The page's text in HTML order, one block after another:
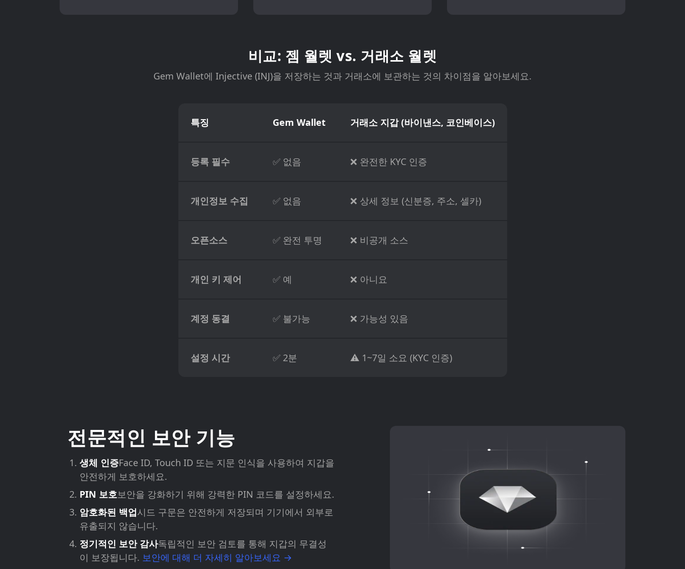
비교: 젬 월렛 vs. 거래소 월렛
Gem Wallet에 Injective (INJ)을 저장하는 것과 거래소에 보관하는 것의 차이점을 알아보세요.
특징 Gem Wallet 거래소 지갑 (바이낸스, 코인베이스)
등록 필수 ✅ 없음 ❌ 완전한 KYC 인증
개인정보 수집 ✅ 없음 ❌ 상세 정보 (신분증, 주소, 셀카)
오픈소스 ✅ 완전 투명 ❌ 비공개 소스
개인 키 제어 ✅ 예 ❌ 아니요
계정 동결 ✅ 불가능 ❌ 가능성 있음
설정 시간 ✅ 2분 ⚠️ 1~7일 소요 (KYC 인증)
전문적인 보안 기능
생체 인증Face ID, Touch ID 또는 지문 인식을 사용하여 지갑을
안전하게 보호하세요.
PIN 보호보안을 강화하기 위해 강력한 PIN 코드를 설정하세요.
암호화된 백업시드 구문은 안전하게 저장되며 기기에서 외부로
유출되지 않습니다.
정기적인 보안 감사독립적인 보안 검토를 통해 지갑의 무결성
이 보장됩니다. 보안에 대해 더 자세히 알아보세요 →